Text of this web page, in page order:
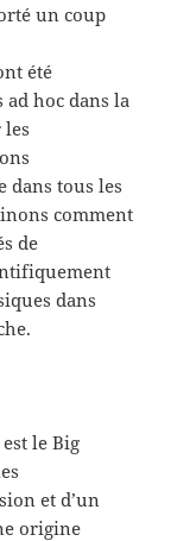
un coup
été
ad hoc dans la
dans tous les
comment
de
dans
le Big
et d’un
origine